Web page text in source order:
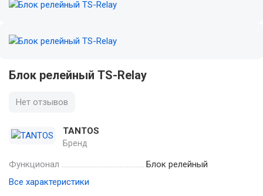
Блок релейный TS-Relay
Нет отзывов
TANTOS
Бренд
Функционал
Блок релейный
Все характеристики